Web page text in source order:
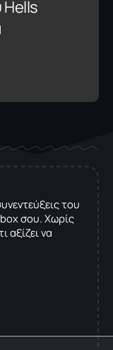
Hells
του
σου. Χωρίς
αξίζει να